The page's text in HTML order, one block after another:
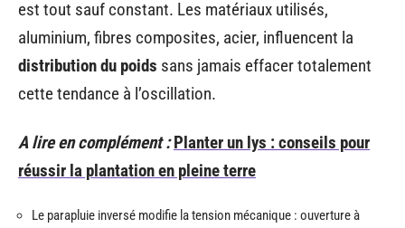
est tout sauf constant. Les matériaux utilisés,
aluminium, fibres composites, acier, influencent la
distribution du poids sans jamais effacer totalement
cette tendance à l’oscillation.
A lire en complément : Planter un lys : conseils pour
réussir la plantation en pleine terre
Le parapluie inversé modifie la tension mécanique : ouverture à